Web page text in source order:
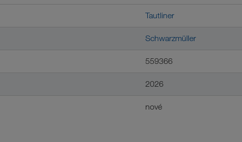
Tautliner
Schwarzmüller
559366
2026
nové